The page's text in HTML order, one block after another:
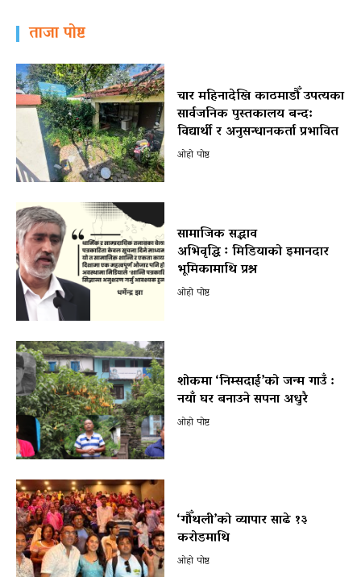
ताजा पोष्ट
चार महिनादेखि काठमाडौँ उपत्यका
सार्वजनिक पुस्तकालय बन्द:
विद्यार्थी र अनुसन्धानकर्ता प्रभावित
ओहो पोष्ट
सामाजिक सद्भाव
अभिवृद्धि ः मिडियाको इमानदार
भूमिकामाथि प्रश्न
ओहो पोष्ट
शोकमा ‘निम्सदाई’को जन्म गाउँ :
नयाँ घर बनाउने सपना अधुरै
ओहो पोष्ट
‘गौँथली’को व्यापार साढे १३
करोडमाथि
ओहो पोष्ट